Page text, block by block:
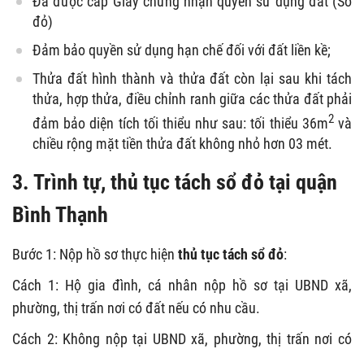
đỏ)
Đảm bảo quyền sử dụng hạn chế đối với đất liền kề;
Thửa đất hình thành và thửa đất còn lại sau khi tách
thửa, hợp thửa, điều chỉnh ranh giữa các thửa đất phải
đảm bảo diện tích tối thiểu như sau: tối thiểu 36m2và
chiều rộng mặt tiền thửa đất không nhỏ hơn 03 mét.
3. Trình tự, thủ tục tách sổ đỏ tại quận
Bình Thạnh
Bước 1: Nộp hồ sơ thực hiện thủ tục tách sổ đỏ:
Cách 1: Hộ gia đình, cá nhân nộp hồ sơ tại UBND xã,
phường, thị trấn nơi có đất nếu có nhu cầu.
Cách 2: Không nộp tại UBND xã, phường, thị trấn nơi có